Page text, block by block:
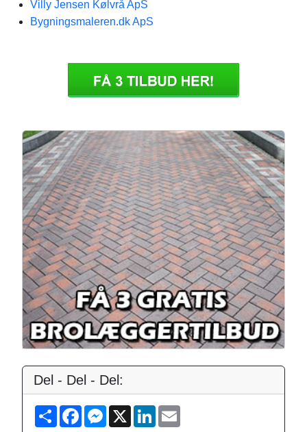
Villy Jensen Kølvrå ApS
Bygningsmaleren.dk ApS
Del - Del - Del:
S
h
F
M
X
L